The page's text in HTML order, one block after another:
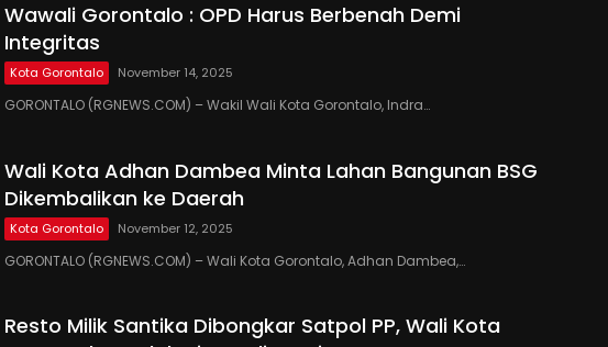
Wawali Gorontalo : OPD Harus Berbenah Demi
Integritas
Kota Gorontalo November 14, 2025
GORONTALO (RGNEWS.COM) – Wakil Wali Kota Gorontalo, Indra…
Wali Kota Adhan Dambea Minta Lahan Bangunan BSG
Dikembalikan ke Daerah
Kota Gorontalo November 12, 2025
GORONTALO (RGNEWS.COM) – Wali Kota Gorontalo, Adhan Dambea,…
Resto Milik Santika Dibongkar Satpol PP, Wali Kota